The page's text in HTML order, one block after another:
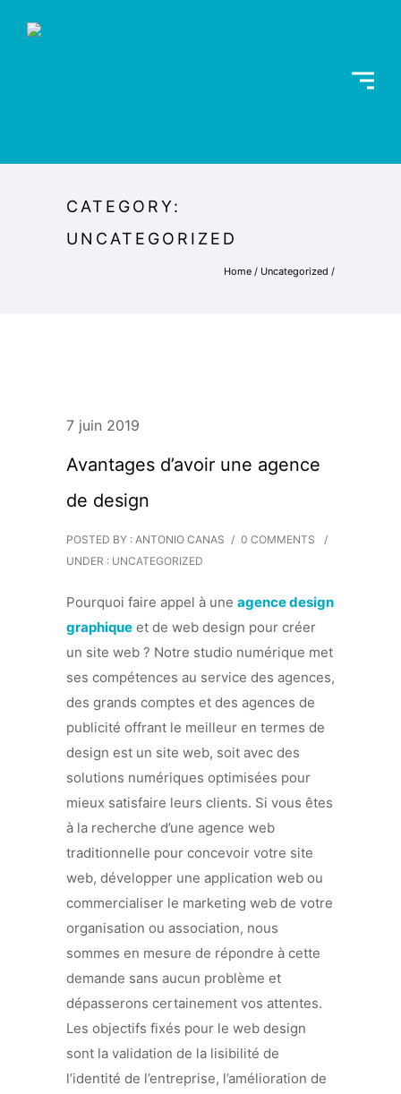
CATEGORY:
UNCATEGORIZED
Home / Uncategorized /
7 juin 2019
Avantages d’avoir une agence
de design
POSTED BY : ANTONIO CANAS / 0 COMMENTS
/
UNDER : UNCATEGORIZED
Pourquoi faire appel à une agence design
graphique et de web design pour créer
un site web ? Notre studio numérique met
ses compétences au service des agences,
des grands comptes et des agences de
publicité offrant le meilleur en termes de
design est un site web, soit avec des
solutions numériques optimisées pour
mieux satisfaire leurs clients. Si vous êtes
à la recherche d’une agence web
traditionnelle pour concevoir votre site
web, développer une application web ou
commercialiser le marketing web de votre
organisation ou association, nous
sommes en mesure de répondre à cette
demande sans aucun problème et
dépasserons certainement vos attentes.
Les objectifs fixés pour le web design
sont la validation de la lisibilité de
l’identité de l’entreprise, l’amélioration de